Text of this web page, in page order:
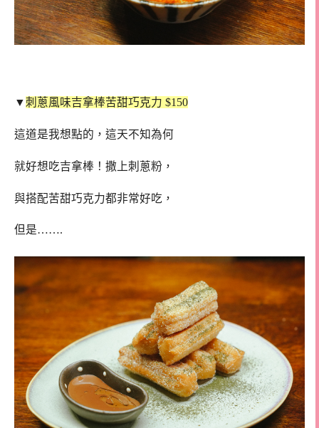
▼刺蔥風味吉拿棒苦甜巧克力 $150
這道是我想點的，這天不知為何
就好想吃吉拿棒！撒上刺蔥粉，
與搭配苦甜巧克力都非常好吃，
但是…….